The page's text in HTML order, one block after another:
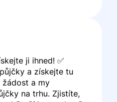
ji ihned! ✅
a získejte tu
žádost a my
na trhu. Zjistíte,